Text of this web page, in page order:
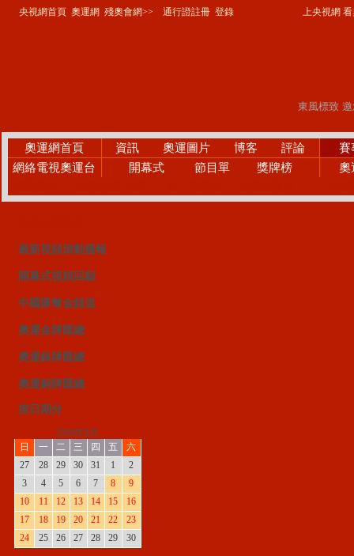
央視網首頁 奧運網 殘奧會網>> 通行證註冊 登錄 上央視網 看奧
奧運網首頁 資訊 奧運圖片 博客 評論
賽
網絡電視奧運台
開幕式 節目單 獎牌榜 奧
最新視頻滾動播報
開幕式視頻回顧
中國隊奪金頻道
奧運金牌匯總
奧運銀牌匯總
奧運銅牌匯總
按日期分
2008年8月
日
一 二 三 四 五
六
27
28 29 30 31 1
2
3
4 5 6 7 8
9
10
11 12 13 14 15
16
17
18 19 20 21 22
23
24
25 26 27 28 29 30